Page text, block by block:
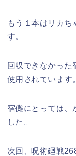
もう１本はリカち
す。
回収できなかった
使用されています。
宿儺にとっては、
した。
次回、呪術廻戦